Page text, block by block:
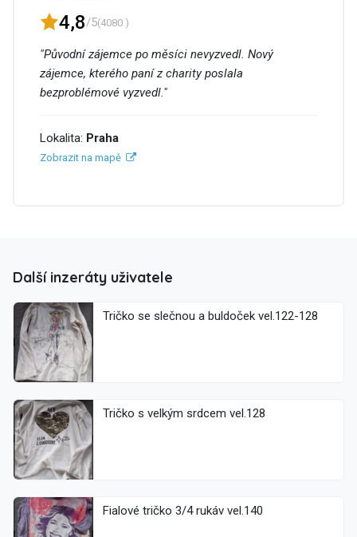
4,8/5(4080 )
"Původní zájemce po měsíci nevyzvedl. Nový
zájemce, kterého paní z charity poslala
bezproblémové vyzvedl."
Lokalita: Praha
Zobrazit na mapě
Další inzeráty uživatele
Tričko se slečnou a buldoček vel.122-128
Tričko s velkým srdcem vel.128
Fialové tričko 3/4 rukáv vel.140